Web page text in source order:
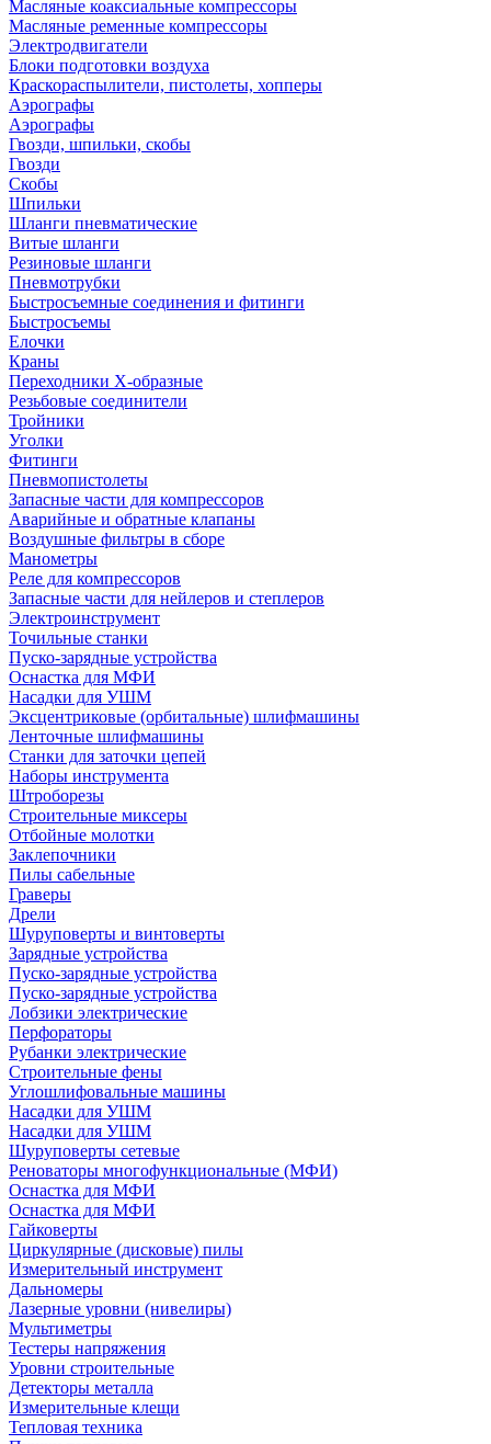
Масляные коаксиальные компрессоры
Масляные ременные компрессоры
Электродвигатели
Блоки подготовки воздуха
Краскораспылители, пистолеты, хопперы
Аэрографы
Аэрографы
Гвозди, шпильки, скобы
Гвозди
Скобы
Шпильки
Шланги пневматические
Витые шланги
Резиновые шланги
Пневмотрубки
Быстросъемные соединения и фитинги
Быстросъемы
Елочки
Краны
Переходники Х-образные
Резьбовые соединители
Тройники
Уголки
Фитинги
Пневмопистолеты
Запасные части для компрессоров
Аварийные и обратные клапаны
Воздушные фильтры в сборе
Манометры
Реле для компрессоров
Запасные части для нейлеров и степлеров
Электроинструмент
Точильные станки
Пуско-зарядные устройства
Оснастка для МФИ
Насадки для УШМ
Эксцентриковые (орбитальные) шлифмашины
Ленточные шлифмашины
Станки для заточки цепей
Наборы инструмента
Штроборезы
Строительные миксеры
Отбойные молотки
Заклепочники
Пилы сабельные
Граверы
Дрели
Шуруповерты и винтоверты
Зарядные устройства
Пуско-зарядные устройства
Пуско-зарядные устройства
Лобзики электрические
Перфораторы
Рубанки электрические
Строительные фены
Углошлифовальные машины
Насадки для УШМ
Насадки для УШМ
Шуруповерты сетевые
Реноваторы многофункциональные (МФИ)
Оснастка для МФИ
Оснастка для МФИ
Гайковерты
Циркулярные (дисковые) пилы
Измерительный инструмент
Дальномеры
Лазерные уровни (нивелиры)
Мультиметры
Тестеры напряжения
Уровни строительные
Детекторы металла
Измерительные клещи
Тепловая техника